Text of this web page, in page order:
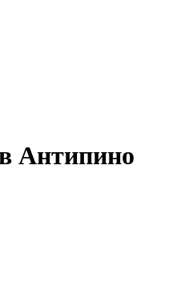
Антипино